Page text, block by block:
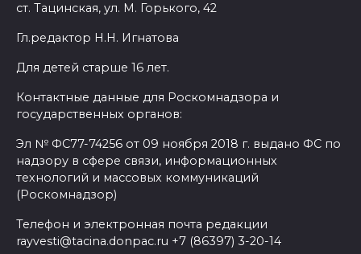
ст. Тацинская, ул. М. Горького, 42
Гл.редактор Н.Н. Игнатова
Для детей старше 16 лет.
Контактные данные для Роскомнадзора и
государственных органов:
Эл № ФС77-74256 от 09 ноября 2018 г. выдано ФС по
надзору в сфере связи, информационных
технологий и массовых коммуникаций
(Роскомнадзор)
Телефон и электронная почта редакции
rayvesti@tacina.donpac.ru +7 (86397) 3-20-14